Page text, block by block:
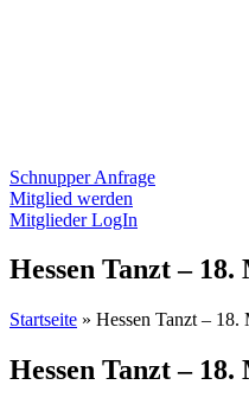
Schnupper Anfrage
Mitglied werden
Mitglieder LogIn
Hessen Tanzt –
Startseite » Hessen Tanzt –
Hessen Tanzt –